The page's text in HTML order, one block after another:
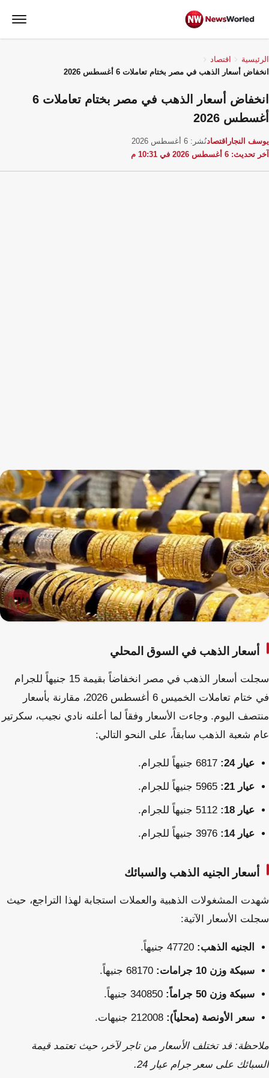
الرئيسية
اقتصاد
انخفاض أسعار الذهب في مصر بختام تعاملات 6 أغسطس 2026
انخفاض أسعار الذهب في مصر بختام تعاملات 6
أغسطس 2026
يوسف النجار اقتصادنُشر: 6 أغسطس 2026
آخر تحديث: 6 أغسطس 2026 في 10:31 م
أسعار الذهب في السوق المحلي
سجلت أسعار الذهب في مصر انخفاضاً بقيمة 15 جنيهاً للجرام
في ختام تعاملات الخميس 6 أغسطس 2026، مقارنة بأسعار
منتصف اليوم. وجاءت الأسعار وفقاً لما أعلنه نادي نجيب، سكرتير
عام شعبة الذهب سابقاً، على النحو التالي:
عيار 24:
عيار 21:
عيار 18:
عيار 14:
أسعار الجنيه الذهب والسبائك
شهدت المشغولات الذهبية والعملات استجابة لهذا التراجع، حيث
سجلت الأسعار الآتية:
الجنيه الذهب:
سبيكة وزن 10 جرامات:
سبيكة وزن 50 جراماً:
سعر الأونصة (محلياً):
ملاحظة: قد تختلف الأسعار من تاجر لآخر، حيث تعتمد قيمة
السبائك على سعر جرام عيار 24.